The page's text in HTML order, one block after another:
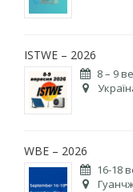
ISTWE – 2026
8 – 9
WBE – 2026
16-18